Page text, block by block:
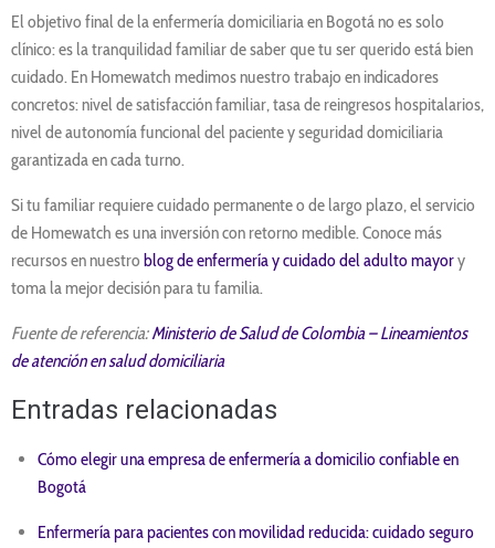
El objetivo final de la enfermería domiciliaria en Bogotá no es solo
clínico: es la tranquilidad familiar de saber que tu ser querido está bien
cuidado. En Homewatch medimos nuestro trabajo en indicadores
concretos: nivel de satisfacción familiar, tasa de reingresos hospitalarios,
nivel de autonomía funcional del paciente y seguridad domiciliaria
garantizada en cada turno.
Si tu familiar requiere cuidado permanente o de largo plazo, el servicio
de Homewatch es una inversión con retorno medible. Conoce más
recursos en nuestro blog de enfermería y cuidado del adulto mayory
toma la mejor decisión para tu familia.
Fuente de referencia: Ministerio de Salud de Colombia – Lineamientos
de atención en salud domiciliaria
Entradas relacionadas
Cómo elegir una empresa de enfermería a domicilio confiable en
Bogotá
Enfermería para pacientes con movilidad reducida: cuidado seguro